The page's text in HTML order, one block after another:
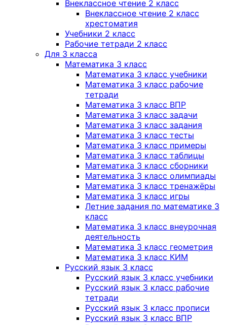
Внеклассное чтение 2 класс
Внеклассное чтение 2 класс
хрестоматия
Учебники 2 класс
Рабочие тетради 2 класс
Для 3 класса
Математика 3 класс
Математика 3 класс учебники
Математика 3 класс рабочие
тетради
Математика 3 класс ВПР
Математика 3 класс задачи
Математика 3 класс задания
Математика 3 класс тесты
Математика 3 класс примеры
Математика 3 класс таблицы
Математика 3 класс сборники
Математика 3 класс олимпиады
Математика 3 класс тренажёры
Математика 3 класс игры
Летние задания по математике 3
класс
Математика 3 класс внеурочная
деятельность
Математика 3 класс геометрия
Математика 3 класс КИМ
Русский язык 3 класс
Русский язык 3 класс учебники
Русский язык 3 класс рабочие
тетради
Русский язык 3 класс прописи
Русский язык 3 класс ВПР